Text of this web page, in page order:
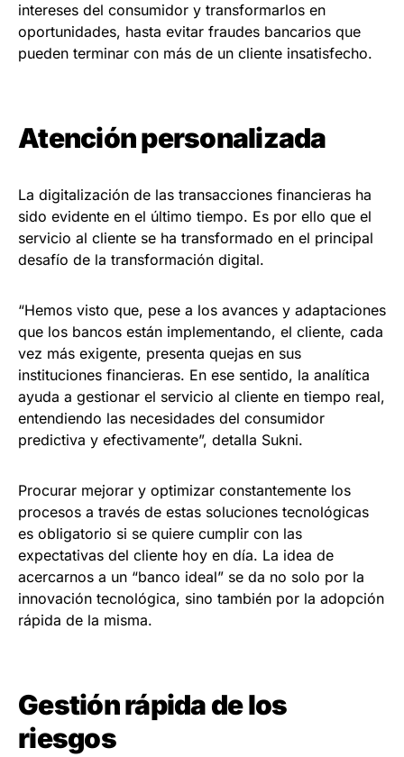
intereses del consumidor y transformarlos en
oportunidades, hasta evitar fraudes bancarios que
pueden terminar con más de un cliente insatisfecho.
Atención personalizada
La digitalización de las transacciones financieras ha
sido evidente en el último tiempo. Es por ello que el
servicio al cliente se ha transformado en el principal
desafío de la transformación digital.
“Hemos visto que, pese a los avances y adaptaciones
que los bancos están implementando, el cliente, cada
vez más exigente, presenta quejas en sus
instituciones financieras. En ese sentido, la analítica
ayuda a gestionar el servicio al cliente en tiempo real,
entendiendo las necesidades del consumidor
predictiva y efectivamente”, detalla Sukni.
Procurar mejorar y optimizar constantemente los
procesos a través de estas soluciones tecnológicas
es obligatorio si se quiere cumplir con las
expectativas del cliente hoy en día. La idea de
acercarnos a un “banco ideal” se da no solo por la
innovación tecnológica, sino también por la adopción
rápida de la misma.
Gestión rápida de los
riesgos